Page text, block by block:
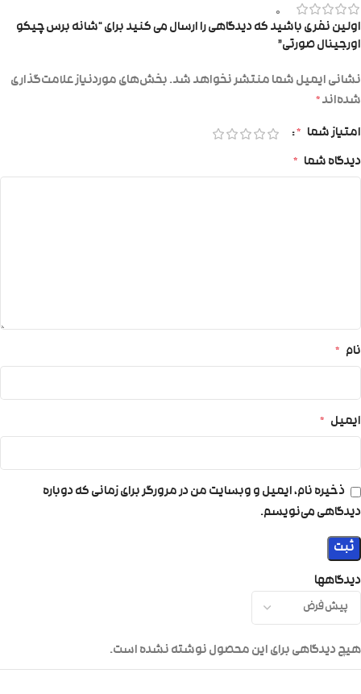
0
دیدگاهها
هیچ دیدگاهی برای این محصول نوشته نشده است.
اولین نفری باشید که دیدگاهی را ارسال می کنید برای “شانه برس چیکو
اورجینال صورتی”
نشانی ایمیل شما منتشر نخواهد شد.بخش‌های موردنیاز علامت‌گذاری
شده‌اند*
امتیاز شما *
دیدگاه شما *
نام *
ایمیل *
ذخیره نام، ایمیل و وبسایت من در مرورگر برای زمانی که دوباره
دیدگاهی می‌نویسم.